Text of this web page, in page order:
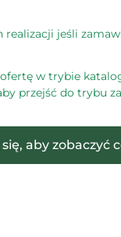
realizacji jeśli
ofertę w trybie
przejść do trybu
aby zobaczyć